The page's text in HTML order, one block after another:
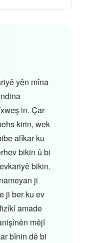
yên mîna
in. Çar
kirin, wek
alîkar ku
bikin û bi
bikin.
ji
ji ber ku ev
amade
mêjî
bînin dê bi